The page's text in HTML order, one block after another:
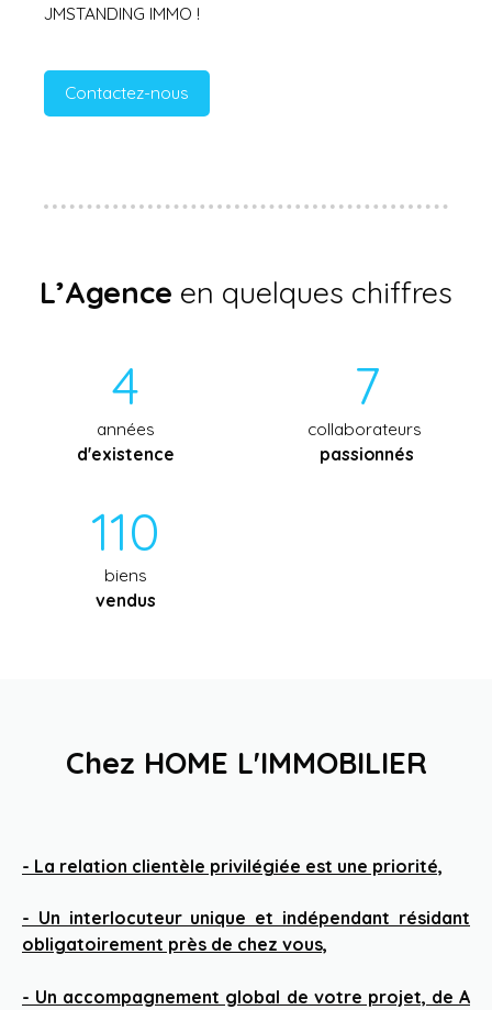
JMSTANDING IMMO !
Contactez-nous
L’Agence en quelques chiffres
4
années
d'existence
7
collaborateurs
passionnés
110
biens
vendus
Chez HOME L'IMMOBILIER
- La relation clientèle privilégiée est une priorité,
- Un interlocuteur unique et indépendant résidant
obligatoirement près de chez vous,
- Un accompagnement global de votre projet, de A